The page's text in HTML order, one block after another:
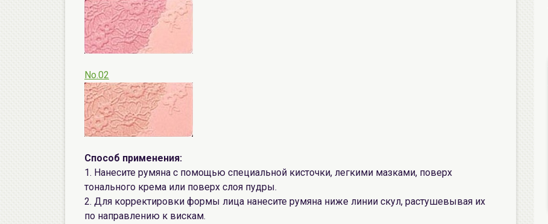
No.02
Способ применения:
1. Нанесите румяна с помощью специальной кисточки, легкими мазками, поверх
тонального крема или поверх слоя пудры.
2. Для корректировки формы лица нанесите румяна ниже линии скул, растушевывая их
по направлению к вискам.